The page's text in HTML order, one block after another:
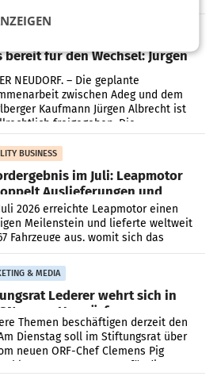
sowie im rund
bereit für den Wechsel: Jürgen
setzt ab 1.1.2027 auf Adeg
NEUDORF. – Die geplante
zwischen Adeg und dem
Kaufmann Jürgen Albrecht ist
freigegeben: Die
und der
BUSINESS
im Juli: Leapmotor
Auslieferungen und
die 100.000er-Marke
2026 erreichte Leapmotor einen
Meilenstein und lieferte weltweit
Fahrzeuge aus, womit sich das
gegenüber Juli 2025 mehr als
(+102
& MEDIA
Lederer wehrt sich in
gegen Vorwürfe
Themen beschäftigen derzeit den
Am Dienstag soll im Stiftungsrat über
neuen ORF-Chef Clemens Pig
Besetzungen für die